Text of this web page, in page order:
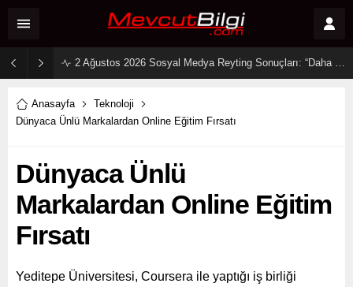
2 Ağustos 2026 Sosyal Medya Reyting Sonuçları: “Daha 17” Ekranlara Ambargo Koydu!
Anasayfa
Teknoloji
Dünyaca Ünlü Markalardan Online Eğitim Fırsatı
Dünyaca Ünlü
Markalardan Online Eğitim
Fırsatı
Yeditepe Üniversitesi, Coursera ile yaptığı iş birliği